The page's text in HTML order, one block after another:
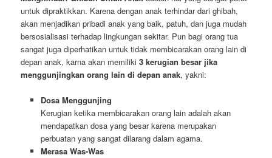
untuk dipraktikkan. Karena dengan anak terhindar dari ghibah,
akan menjadikan pribadi anak yang baik, patuh, dan juga mudah
bersosialisasi terhadap lingkungan sekitar. Pun bagi orang tua
sangat juga diperhatikan untuk tidak membicarakan orang lain di
depan anak, karna akan memiliki3 kerugian besar jika
menggunjingkan orang lain di depan anak, yakni:
Dosa Menggunjing
Kerugian ketika membicarakan orang lain adalah akan
mendapatkan dosa yang besar karena merupakan
perbuatan yang sangat dilarang dalam agama.
Merasa Was-Was